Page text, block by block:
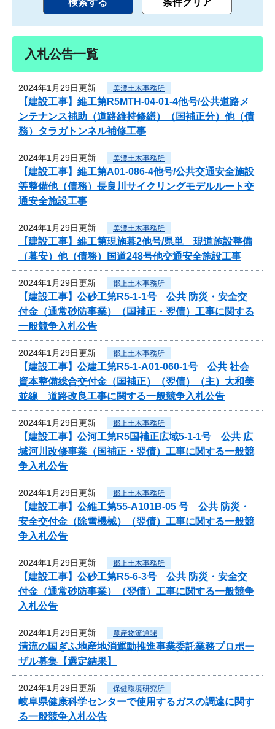
入札公告一覧
2024年1月29日更新 美濃土木事務所
【建設工事】維工第R5MTH-04-01-4他号/公共道路メ
ンテナンス補助（道路維持修繕）（国補正分）他（債
務）タラガトンネル補修工事
2024年1月29日更新 美濃土木事務所
【建設工事】維工第A01-086-4他号/公共交通安全施設
等整備他（債務）長良川サイクリングモデルルート交
通安全施設工事
2024年1月29日更新 美濃土木事務所
【建設工事】維工第現施暮2他号/県単 現道施設整備
（暮安）他（債務）国道248号他交通安全施設工事
2024年1月29日更新 郡上土木事務所
【建設工事】公砂工第R5-1-1号 公共 防災・安全交
付金（通常砂防事業）（国補正・翌債）工事に関する
一般競争入札公告
2024年1月29日更新 郡上土木事務所
【建設工事】公建工第R5-1-A01-060-1号 公共 社会
資本整備総合交付金（国補正）（翌債）（主）大和美
並線 道路改良工事に関する一般競争入札公告
2024年1月29日更新 郡上土木事務所
【建設工事】公河工第R5国補正広域5-1-1号 公共 広
域河川改修事業（国補正・翌債）工事に関する一般競
争入札公告
2024年1月29日更新 郡上土木事務所
【建設工事】公維工第55-A101B-05 号 公共 防災・
安全交付金（除雪機械）（翌債）工事に関する一般競
争入札公告
2024年1月29日更新 郡上土木事務所
【建設工事】公砂工第R5-6-3号 公共 防災・安全交
付金（通常砂防事業）（翌債）工事に関する一般競争
入札公告
2024年1月29日更新 農産物流通課
清流の国ぎふ地産地消運動推進事業委託業務プロポー
ザル募集【選定結果】
2024年1月29日更新 保健環境研究所
岐阜県健康科学センターで使用するガスの調達に関す
る一般競争入札公告